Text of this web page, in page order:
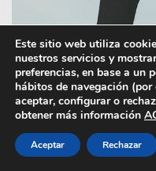
Este sitio web utiliza
nuestros servicios y
preferencias, en base a un
hábitos de navegación
aceptar, configurar o
obtener más información
Aceptar Rechazar